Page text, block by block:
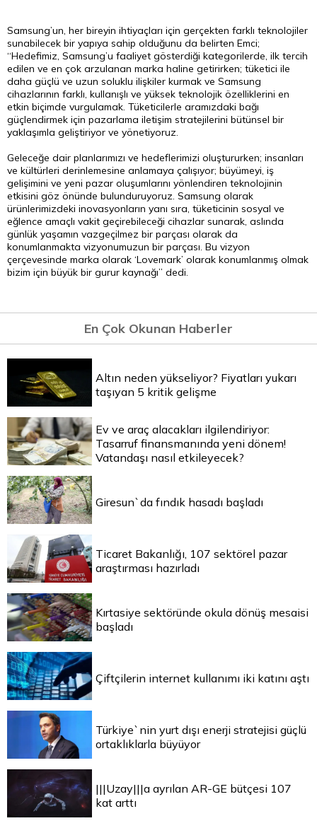
Samsung’un, her bireyin ihtiyaçları için gerçekten farklı teknolojiler
sunabilecek bir yapıya sahip olduğunu da belirten Emci;
“Hedefimiz, Samsung’u faaliyet gösterdiği kategorilerde, ilk tercih
edilen ve en çok arzulanan marka haline getirirken; tüketici ile
daha güçlü ve uzun soluklu ilişkiler kurmak ve Samsung
cihazlarının farklı, kullanışlı ve yüksek teknolojik özelliklerini en
etkin biçimde vurgulamak. Tüketicilerle aramızdaki bağı
güçlendirmek için pazarlama iletişim stratejilerini bütünsel bir
yaklaşımla geliştiriyor ve yönetiyoruz.
Geleceğe dair planlarımızı ve hedeflerimizi oluştururken; insanları
ve kültürleri derinlemesine anlamaya çalışıyor; büyümeyi, iş
gelişimini ve yeni pazar oluşumlarını yönlendiren teknolojinin
etkisini göz önünde bulunduruyoruz. Samsung olarak
ürünlerimizdeki inovasyonların yanı sıra, tüketicinin sosyal ve
eğlence amaçlı vakit geçirebileceği cihazlar sunarak, aslında
günlük yaşamın vazgeçilmez bir parçası olarak da
konumlanmakta vizyonumuzun bir parçası. Bu vizyon
çerçevesinde marka olarak ‘Lovemark’ olarak konumlanmış olmak
bizim için büyük bir gurur kaynağı” dedi.
En Çok Okunan Haberler
Altın neden yükseliyor? Fiyatları yukarı
taşıyan 5 kritik gelişme
Ev ve araç alacakları ilgilendiriyor:
Tasarruf finansmanında yeni dönem!
Vatandaşı nasıl etkileyecek?
Giresun`da fındık hasadı başladı
Ticaret Bakanlığı, 107 sektörel pazar
araştırması hazırladı
Kırtasiye sektöründe okula dönüş mesaisi
başladı
Çiftçilerin internet kullanımı iki katını aştı
Türkiye`nin yurt dışı enerji stratejisi güçlü
ortaklıklarla büyüyor
|||Uzay|||a ayrılan AR-GE bütçesi 107
kat arttı